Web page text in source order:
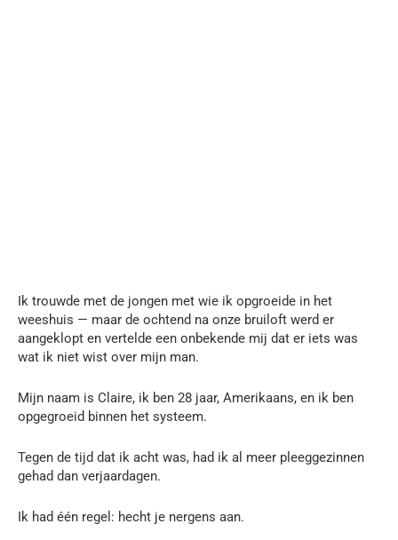
Ik trouwde met de jongen met wie ik opgroeide in het
weeshuis — maar de ochtend na onze bruiloft werd er
aangeklopt en vertelde een onbekende mij dat er iets was
wat ik niet wist over mijn man.
Mijn naam is Claire, ik ben 28 jaar, Amerikaans, en ik ben
opgegroeid binnen het systeem.
Tegen de tijd dat ik acht was, had ik al meer pleeggezinnen
gehad dan verjaardagen.
Ik had één regel: hecht je nergens aan.